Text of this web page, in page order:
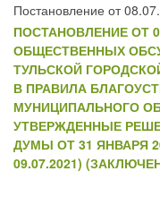
Постановление от
ПОСТАНОВЛЕНИЕ ОТ
ОБЩЕСТВЕННЫХ
ТУЛЬСКОЙ
В ПРАВИЛА
МУНИЦИПАЛЬНОГО
УТВЕРЖДЕННЫЕ
ДУМЫ ОТ 31 ЯНВАРЯ
09.07.2021)